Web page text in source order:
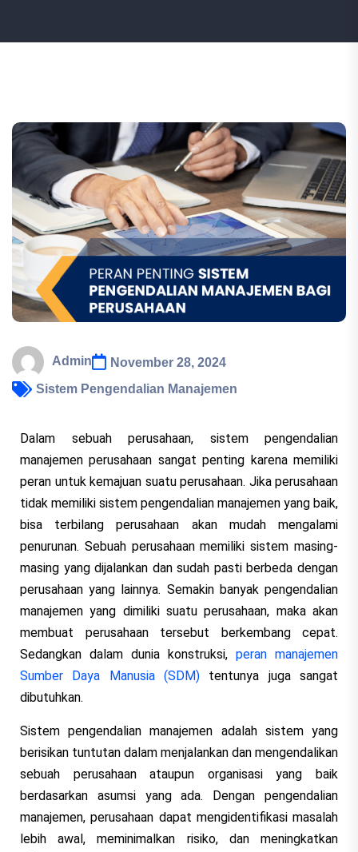
Admin
November 28, 2024
Sistem Pengendalian Manajemen
Dalam sebuah perusahaan, sistem pengendalian
manajemen perusahaan sangat penting karena memiliki
peran untuk kemajuan suatu perusahaan. Jika perusahaan
tidak memiliki sistem pengendalian manajemen yang baik,
bisa terbilang perusahaan akan mudah mengalami
penurunan. Sebuah perusahaan memiliki sistem masing-
masing yang dijalankan dan sudah pasti berbeda dengan
perusahaan yang lainnya. Semakin banyak pengendalian
manajemen yang dimiliki suatu perusahaan, maka akan
membuat perusahaan tersebut berkembang cepat.
Sedangkan dalam dunia konstruksi, peran manajemen
Sumber Daya Manusia (SDM) tentunya juga sangat
dibutuhkan.
Sistem pengendalian manajemen adalah sistem yang
berisikan tuntutan dalam menjalankan dan mengendalikan
sebuah perusahaan ataupun organisasi yang baik
berdasarkan asumsi yang ada. Dengan pengendalian
manajemen, perusahaan dapat mengidentifikasi masalah
lebih awal, meminimalkan risiko, dan meningkatkan